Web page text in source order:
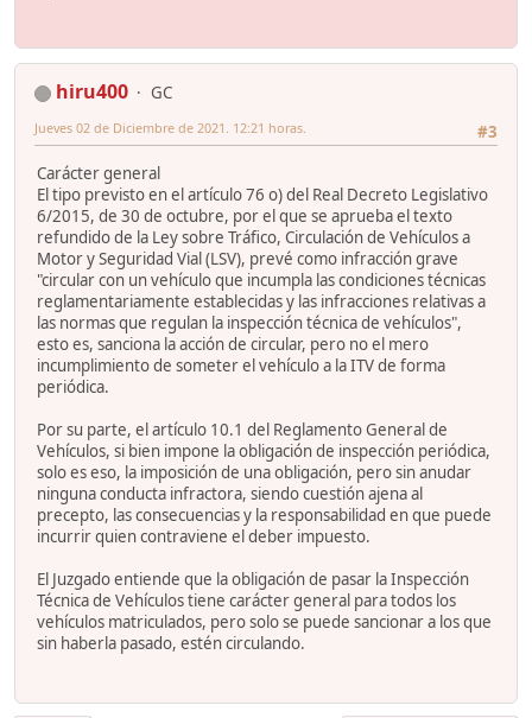
hiru400
GC
#3
Jueves 02 de Diciembre de 2021. 12:21 horas.
Carácter general
El tipo previsto en el artículo 76 o) del Real Decreto Legislativo
6/2015, de 30 de octubre, por el que se aprueba el texto
refundido de la Ley sobre Tráfico, Circulación de Vehículos a
Motor y Seguridad Vial (LSV), prevé como infracción grave
"circular con un vehículo que incumpla las condiciones técnicas
reglamentariamente establecidas y las infracciones relativas a
las normas que regulan la inspección técnica de vehículos",
esto es, sanciona la acción de circular, pero no el mero
incumplimiento de someter el vehículo a la ITV de forma
periódica.
Por su parte, el artículo 10.1 del Reglamento General de
Vehículos, si bien impone la obligación de inspección periódica,
solo es eso, la imposición de una obligación, pero sin anudar
ninguna conducta infractora, siendo cuestión ajena al
precepto, las consecuencias y la responsabilidad en que puede
incurrir quien contraviene el deber impuesto.
El Juzgado entiende que la obligación de pasar la Inspección
Técnica de Vehículos tiene carácter general para todos los
vehículos matriculados, pero solo se puede sancionar a los que
sin haberla pasado, estén circulando.